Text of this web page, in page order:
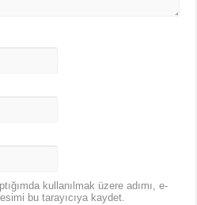
kullanılmak üzere adımı, e-
bu tarayıcıya kaydet.